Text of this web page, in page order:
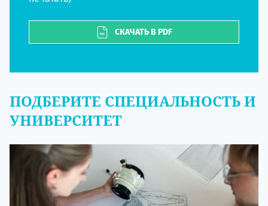
СКАЧАТЬ В PDF
ПОДБЕРИТЕ СПЕЦИАЛЬНОСТЬ И
УНИВЕРСИТЕТ